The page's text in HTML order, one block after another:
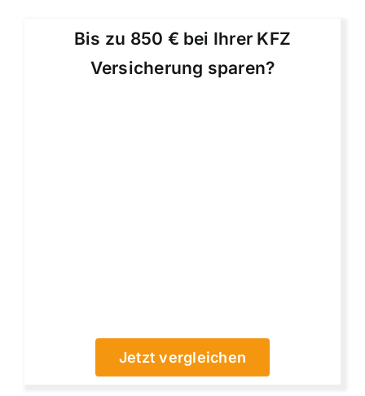
Bis zu 850 € bei Ihrer KFZ
Versicherung sparen?
Jetzt vergleichen